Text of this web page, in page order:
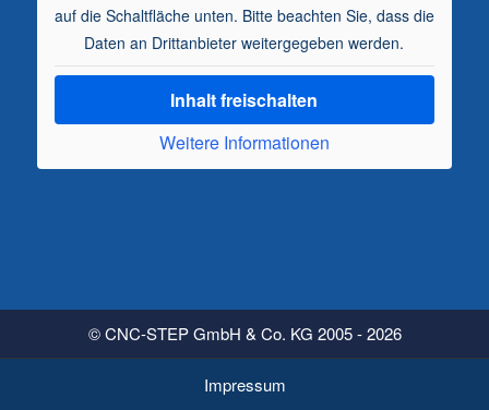
auf die Schaltfläche unten. Bitte beachten Sie, dass die
Daten an Drittanbieter weitergegeben werden.
Inhalt freischalten
Weitere Informationen
© CNC-STEP GmbH & Co. KG 2005 - 2026
Impressum